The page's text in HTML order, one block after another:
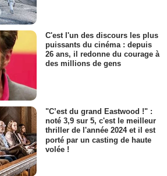
C'est l'un des discours les plus
puissants du cinéma : depuis
26 ans, il redonne du courage à
des millions de gens
"C’est du grand Eastwood !" :
noté 3,9 sur 5, c'est le meilleur
thriller de l'année 2024 et il est
porté par un casting de haute
volée !